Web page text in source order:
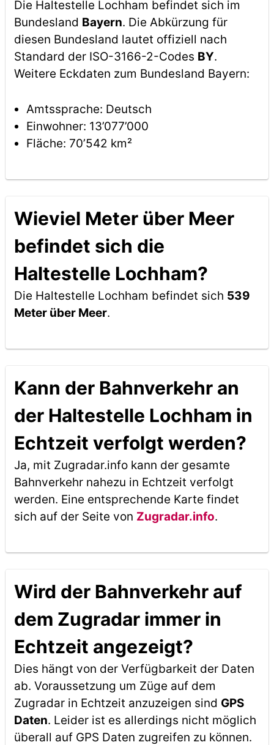
Die Haltestelle Lochham befindet sich im
Bundesland Bayern. Die Abkürzung für
diesen Bundesland lautet offiziell nach
Standard der ISO-3166-2-Codes BY.
Weitere Eckdaten zum Bundesland Bayern:
Amtssprache: Deutsch
Einwohner: 13’077’000
Fläche: 70’542 km²
Wieviel Meter über Meer
befindet sich die
Haltestelle Lochham?
Die Haltestelle Lochham befindet sich 539
Meter über Meer.
Kann der Bahnverkehr an
der Haltestelle Lochham in
Echtzeit verfolgt werden?
Ja, mit Zugradar.info kann der gesamte
Bahnverkehr nahezu in Echtzeit verfolgt
werden. Eine entsprechende Karte findet
sich auf der Seite von Zugradar.info.
Wird der Bahnverkehr auf
dem Zugradar immer in
Echtzeit angezeigt?
Dies hängt von der Verfügbarkeit der Daten
ab. Voraussetzung um Züge auf dem
Zugradar in Echtzeit anzuzeigen sind GPS
Daten. Leider ist es allerdings nicht möglich
überall auf GPS Daten zugreifen zu können.